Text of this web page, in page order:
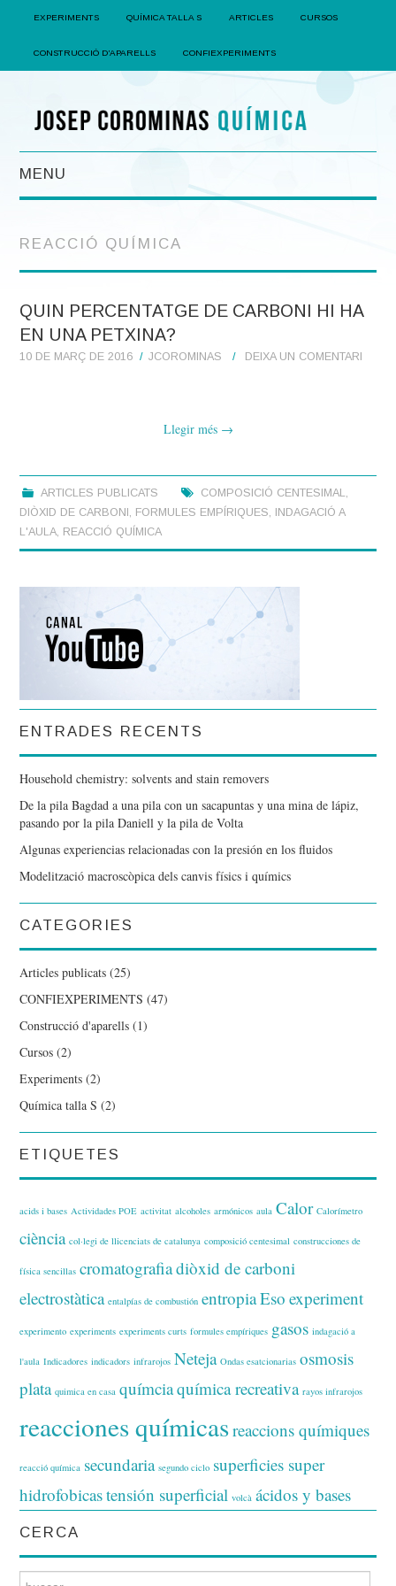
EXPERIMENTS QUÍMICA TALLA S ARTICLES CURSOS
CONSTRUCCIÓ D’APARELLS CONFIEXPERIMENTS
MENU
ARTICLES
CURSOS
CONFIEXPERIMENTS
REACCIÓ QUÍMICA
QUIN PERCENTATGE DE CARBONI HI HA
EN UNA PETXINA?
10 DE MARÇ DE 2016 JCOROMINAS DEIXA UN COMENTARI
Llegir més →
ARTICLES PUBLICATS COMPOSICIÓ CENTESIMAL
DIÒXID DE CARBONI
FORMULES EMPÍRIQUES
INDAGACIÓ A
L'AULA REACCIÓ QUÍMICA
ENTRADES RECENTS
Household chemistry: solvents and stain removers
De la pila Bagdad a una pila con un sacapuntas y una mina de lápiz,
pasando por la pila Daniell y la pila de Volta
Algunas experiencias relacionadas con la presión en los fluidos
Modelització macroscòpica dels canvis físics i químics
CATEGORIES
Articles publicats (25)
CONFIEXPERIMENTS (47)
Construcció d'aparells (1)
Cursos (2)
Experiments (2)
Química talla S (2)
ETIQUETES
acids i bases Actividades POE activitat alcoholes armónicos aula Calor Calorímetro
ciència col·legi de llicenciats de catalunya composició centesimal construcciones de
física sencillas cromatografiadiòxid de carboni
electrostàtica entalpías de combustión entropiaEso experiment
experimento experiments experiments curts formules empíriques gasos indagació a
l'aula Indicadores indicadors infrarojos Neteja Ondas esatcionarias osmosis
plata quimica en casa químciaquímica recreativa rayos infrarojos
reacciones químicasreaccions químiques
reacció química secundaria segundo ciclo superficies super
hidrofobicastensión superficial volcà ácidos y bases
CERCA
Search for: